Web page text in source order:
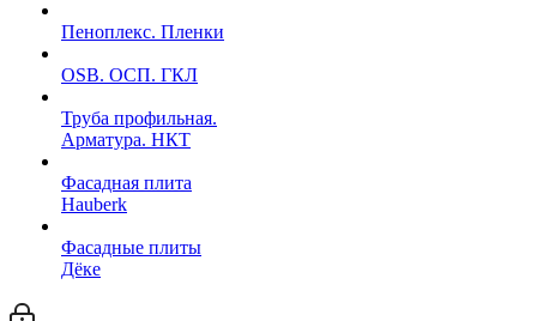
Пеноплекс. Пленки
OSB. ОСП. ГКЛ
Труба профильная.
Арматура. НКТ
Фасадная плита
Hauberk
Фасадные плиты
Дёке